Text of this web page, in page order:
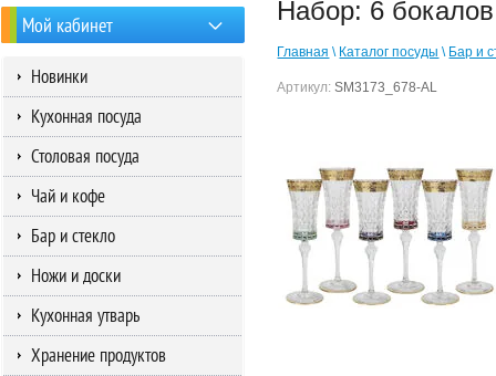
Набор: 6
Главная \ Каталог посуды \ Бар и
Артикул: SM3173_678-AL
Мой кабинет
Новинки
Кухонная посуда
Столовая посуда
Чай и кофе
Бар и стекло
Ножи и доски
Кухонная утварь
Хранение продуктов